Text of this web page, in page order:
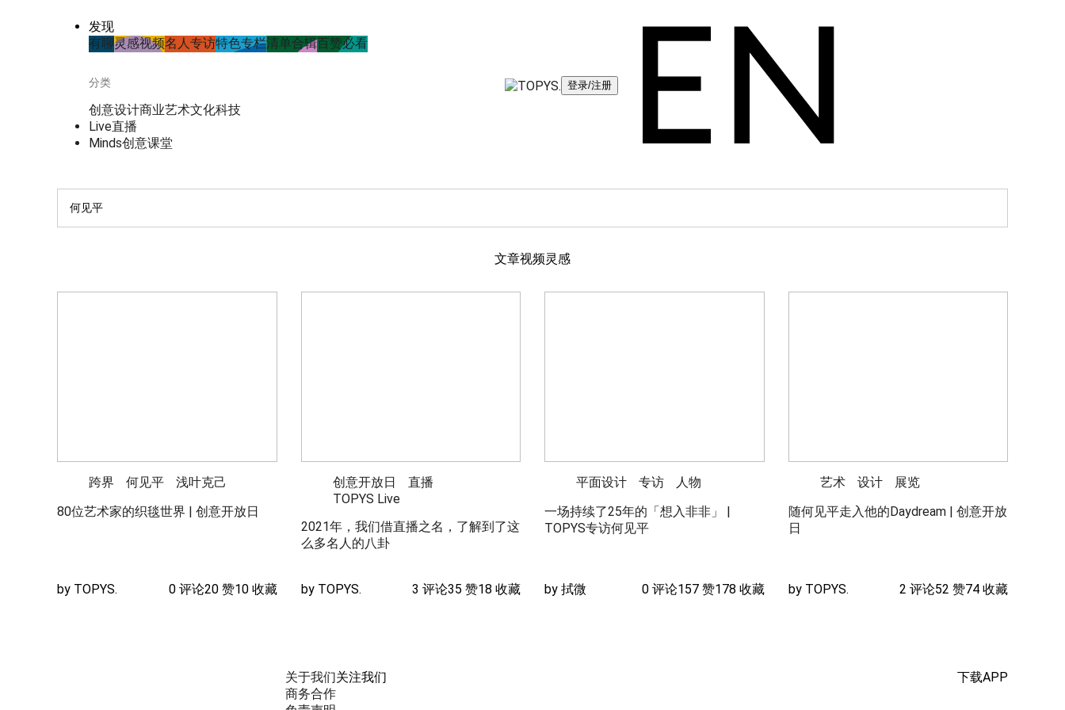
发现
有聊灵感视频名人专访特色专栏清单合辑百赞必看
分类
创意设计商业艺术文化科技
Live直播
Minds创意课堂
登录/注册
文章视频灵感
跨界 何见平
浅叶克己
80位艺术家的织毯世界 | 创意开放日
by TOPYS. 0 评论20 赞10 收藏
创意开放日
直播
TOPYS Live
2021年，我们借直播之名，了解到了这
么多名人的八卦
by TOPYS. 3 评论35 赞18 收藏
平面设计 专访
人物
一场持续了25年的「想入非非」 |
TOPYS专访何见平
by 拭微 0 评论157 赞178 收藏
艺术 设计
展览
随何见平走入他的Daydream | 创意开放
日
by TOPYS. 2 评论52 赞74 收藏
关于我们
商务合作
关注我们 下载APP